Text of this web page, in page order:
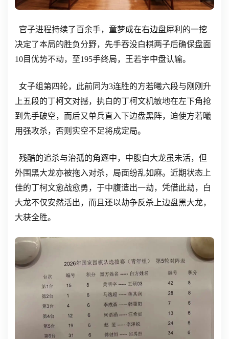
官子进程持续了百余手，童梦成在右边盘犀利的一挖
决定了本局的胜负分野，先手吞没白棋两子后确保盘面
10目优势不动，至195手终局，王若宇中盘认输。
女子组第四轮，此前同为3连胜的方若曦六段与刚刚升
上五段的丁柯文对撼，执白的丁柯文机敏地在左下角抢
到先手破空，而后又单兵直入下边盘黑阵，迫使方若曦
用强攻杀，否则实空不足将成定局。
残酷的追杀与治孤的角逐中，中腹白大龙虽未活，但
外围黑大龙亦被拖入对杀，局面纷乱如麻。近期状态上
佳的丁柯文愈战愈勇，于中腹造出一劫，凭借此劫，白
大龙不仅安然活出，而且还以劫争反杀上边盘黑大龙，
大获全胜。